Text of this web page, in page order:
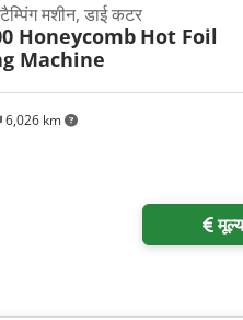
6,026 km
मशीन, डाई कटर
Honeycomb Hot Foil
Machine